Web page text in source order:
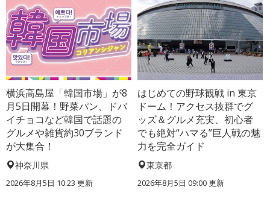
横浜高島屋「韓国市場」が8
月5日開幕！野菜パン、ドバ
イチョコなど韓国で話題の
グルメや雑貨約30ブランド
が大集合！
神奈川県
2026年8月5日 10:23 更新
はじめての野球観戦 in 東京
ドーム！アクセス抜群でグ
ッズ＆グルメ充実、初心者
でも絶対“ハマる”巨人戦の魅
力を完全ガイド
東京都
2026年8月5日 09:00更新